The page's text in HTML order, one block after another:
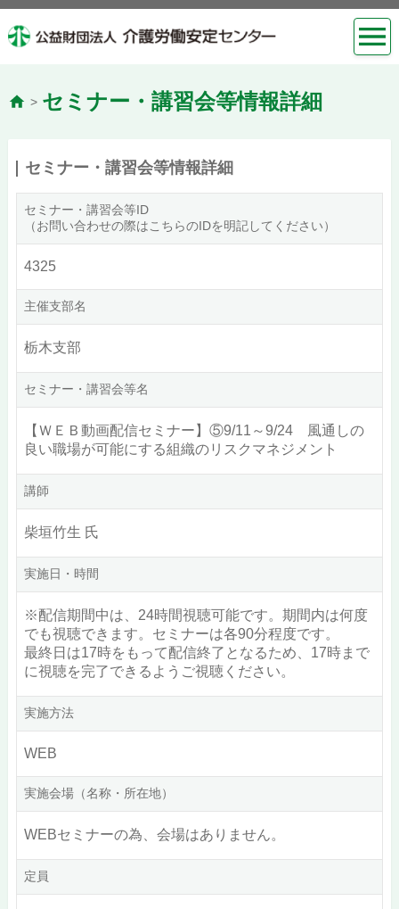
> セミナー・講習会等情報詳細
セミナー・講習会等情報詳細
セミナー・講習会等ID
（お問い合わせの際はこちらのIDを明記してください）
4325
主催支部名
栃木支部
セミナー・講習会等名
【ＷＥＢ動画配信セミナー】⑤9/11～9/24 風通しの
良い職場が可能にする組織のリスクマネジメント
講師
柴垣竹生 氏
実施日・時間
※配信期間中は、24時間視聴可能です。期間内は何度
でも視聴できます。セミナーは各90分程度です。
最終日は17時をもって配信終了となるため、17時まで
に視聴を完了できるようご視聴ください。
実施方法
WEB
実施会場（名称・所在地）
WEBセミナーの為、会場はありません。
定員